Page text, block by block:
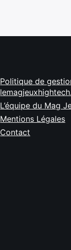
Politique de
L’équipe du Mag
Mentions Légales
Contact